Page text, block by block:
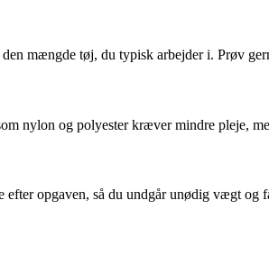
mængde tøj, du typisk arbejder i. Prøv
nylon og polyester kræver mindre pleje,
opgaven, så du undgår unødig vægt og